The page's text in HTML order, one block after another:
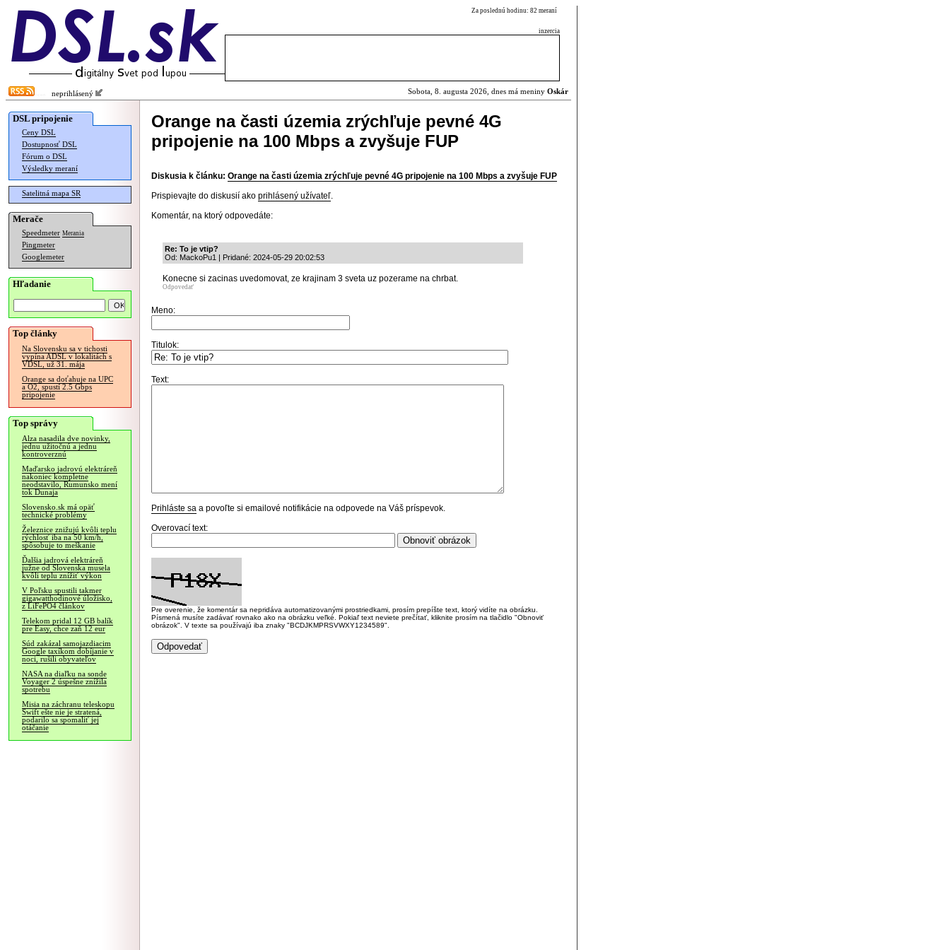
Za poslednú hodinu: 82 meraní
inzercia
neprihlásený Sobota, 8. augusta 2026, dnes má meniny Oskár
DSL pripojenie
Ceny DSL
Dostupnosť DSL
Fórum o DSL
Výsledky meraní
Satelitná mapa SR
Merače
Speedmeter Merania
Pingmeter
Googlemeter
Hľadanie
Top články
Na Slovensku sa v tichosti
vypína ADSL v lokalitách s
VDSL, už 31. mája
Orange sa doťahuje na UPC
a O2, spustí 2.5 Gbps
pripojenie
Top správy
Alza nasadila dve novinky,
jednu užitočnú a jednu
kontroverznú
Maďarsko jadrovú elektráreň
nakoniec kompletne
neodstavilo, Rumunsko mení
tok Dunaja
Slovensko.sk má opäť
technické problémy
Železnice znižujú kvôli teplu
rýchlosť iba na 50 km/h,
spôsobuje to meškanie
Ďalšia jadrová elektráreň
južne od Slovenska musela
kvôli teplu znížiť výkon
V Poľsku spustili takmer
gigawatthodinové úložisko,
z LiFePO4 článkov
Telekom pridal 12 GB balík
pre Easy, chce zaň 12 eur
Súd zakázal samojazdiacim
Google taxíkom dobíjanie v
noci, rušili obyvateľov
NASA na diaľku na sonde
Voyager 2 úspešne znížila
spotrebu
Misia na záchranu teleskopu
Swift ešte nie je stratená,
podarilo sa spomaliť jej
otáčanie
Orange na časti územia zrýchľuje pevné 4G
pripojenie na 100 Mbps a zvyšuje FUP
Diskusia k článku: Orange na časti územia zrýchľuje pevné 4G pripojenie na 100 Mbps a zvyšuje FUP
Prispievajte do diskusií ako prihlásený užívateľ.
Komentár, na ktorý odpovedáte:
Re: To je vtip?
Od: MackoPu1 | Pridané: 2024-05-29 20:02:53
Konecne si zacinas uvedomovat, ze krajinam 3 sveta uz pozerame na chrbat.
Odpovedať
Meno:
Titulok:
Text:
Prihláste sa a povoľte si emailové notifikácie na odpovede na Váš príspevok.
Overovací text:
Pre overenie, že komentár sa nepridáva automatizovanými prostriedkami, prosím prepíšte text, ktorý vidíte na obrázku.
Písmená musíte zadávať rovnako ako na obrázku veľké. Pokiaľ text neviete prečítať, kliknite prosím na tlačidlo "Obnoviť
obrázok". V texte sa používajú iba znaky "BCDJKMPRSVWXY1234589".